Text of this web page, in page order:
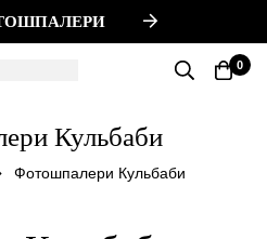
0
Кульбаби
Фотошпалери Кульбаби